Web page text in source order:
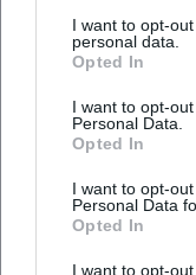
I want to opt-
personal data.
Opted In
I want to opt-
Personal Data.
Opted In
I want to opt-
Personal Data
Opted In
I want to opt-
Was kann ich bei
Wie viel kosten
Ist das Event